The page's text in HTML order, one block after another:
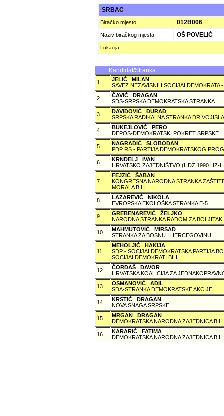
SRBAC
Biračko mjesto 012B006
Naziv biračkog mjesta OŠ POVELIĆ
Lokacija
Kandidat/Stranka
1.
JELIĆ MILAN
SAVEZ NEZAVISNIH SOCIJALDEMOKRATA
2.
ČAVIĆ DRAGAN
SDS-SRPSKA DEMOKRATSKA STRANKA
3.
DAVIDOVIĆ ÐURAÐ
SRPSKA RADIKALNA STRANKA DR
4.
BUKEJLOVIĆ PERO
DEPOS-DEMOKRATSKI POKRET SRPSKE
5.
NAGRADIĆ SLOBODAN
PDP RS - PARTIJA DEMOKRATSKOG
6.
KRNDELJ IVAN
HRVATSKO ZAJEDNIŠTVO (HDZ 1990 HZ-
7.
FEJZIĆ ŠABAN
KONGRESNA NARODNA STRANKA
MORALA BIH
8.
LAZAREVIĆ NIKOLA
EVROPSKA EKOLOŠKA STRANKA E-5
9.
GREBENAREVIĆ ŽELJKO
NARODNA STRANKA RADOM ZA BOLJITAK
10.
MAHMUTOVIĆ MIRSAD
STRANKA ZA BOSNU I HERCEGOVINU
11.
MEHOLJIĆ HAKIJA
SDP - SOCIJALDEMOKRATSKA PARTIJA
SOCIJALDEMOKRATI BIH
12.
ČORDAŠ DAVOR
HRVATSKA KOALICIJA ZA
13.
OSMANOVIĆ ADIL
SDA-STRANKA DEMOKRATSKE AKCIJE
14.
KRSTIĆ DRAGAN
NOVA SNAGA SRPSKE
15.
MRGAN DRAGAN
DEMOKRATSKA NARODNA ZAJEDNICA BIH
16.
KARARIĆ FATIMA
DEMOKRATSKA NARODNA ZAJEDNICA BIH